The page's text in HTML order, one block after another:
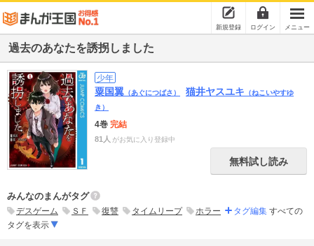
新規登録 ログイン メニュー
過去のあなたを誘拐しました
少年
粟国翼 （あぐにつばさ） 猫井ヤスユキ （ねこいやすゆ
き）
4巻 完結
81人 がお気に入り登録中
無料試し読み
みんなのまんがタグ
デスゲーム ＳＦ 復讐 タイムリープ ホラー タグ編集 すべての
タグを表示